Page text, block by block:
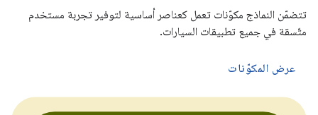
تتضمّن النماذج مكوّنات تعمل كعناصر أساسية لتوفير تجربة مستخدم
متّسقة في جميع تطبيقات السيارات.
عرض المكوّنات